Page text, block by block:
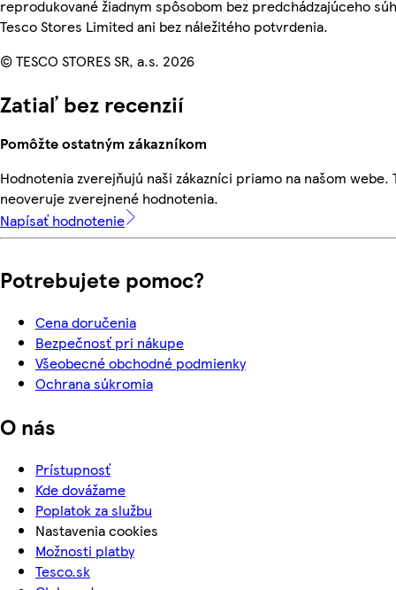
reprodukované žiadnym spôsobom bez predchádzajúceho
Tesco Stores Limited ani bez náležitého potvrdenia.
© TESCO STORES SR, a.s. 2026
Zatiaľ bez recenzií
Pomôžte ostatným zákazníkom
Hodnotenia zverejňujú naši zákazníci priamo na našom webe.
neoveruje zverejnené hodnotenia.
Napísať hodnotenie
Potrebujete pomoc?
Cena doručenia
Bezpečnosť pri nákupe
Všeobecné obchodné podmienky
Ochrana súkromia
O nás
Prístupnosť
Kde dovážame
Poplatok za službu
Nastavenia cookies
Možnosti platby
Tesco.sk